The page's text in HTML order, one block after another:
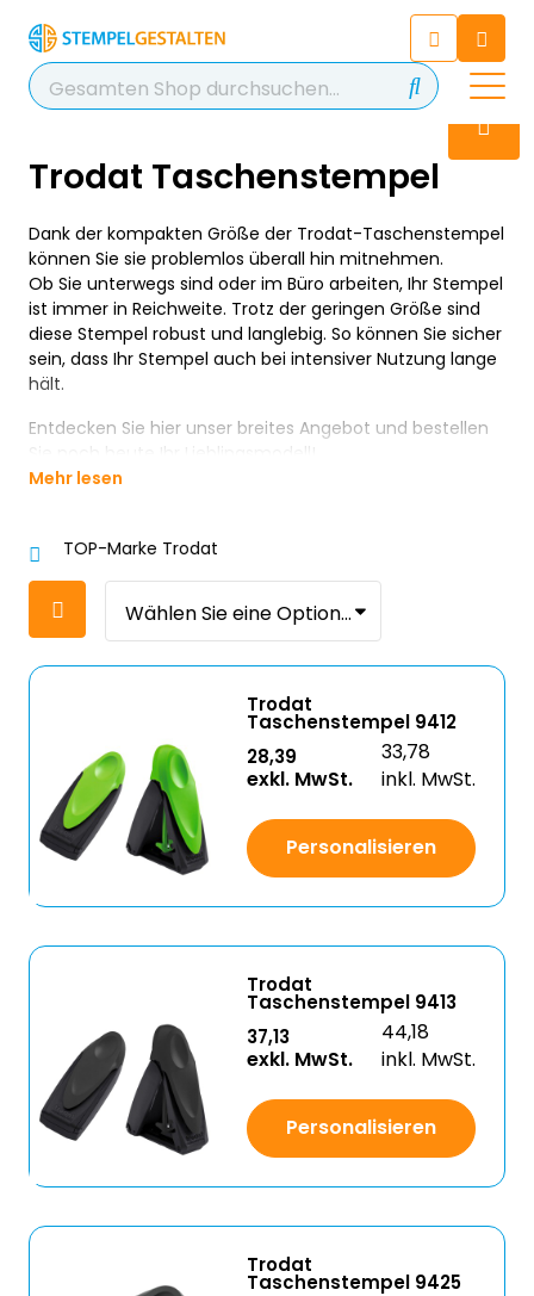
Chatten Sie 24/7 mit unserem
hilfreichen Chatbot
Kontakt
+49 2038 0480 403
Trodat Taschenstempel
Dank der kompakten Größe der Trodat-Taschenstempel
können Sie sie problemlos überall hin mitnehmen.
Ob Sie unterwegs sind oder im Büro arbeiten, Ihr Stempel
ist immer in Reichweite. Trotz der geringen Größe sind
diese Stempel robust und langlebig. So können Sie sicher
sein, dass Ihr Stempel auch bei intensiver Nutzung lange
hält.
Entdecken Sie hier unser breites Angebot und bestellen
Sie noch heute Ihr Lieblingsmodell!
Mehr lesen
TOP-Marke Trodat
Trodat
Taschenstempel 9412
28,39
exkl. MwSt.
33,78
inkl. MwSt.
Personalisieren
Trodat
Taschenstempel 9413
37,13
exkl. MwSt.
44,18
inkl. MwSt.
Personalisieren
Trodat
Taschenstempel 9425